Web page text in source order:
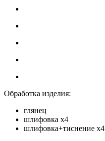
Обработка изделия:
глянец
шлифовка х4
шлифовка+тиснение х4